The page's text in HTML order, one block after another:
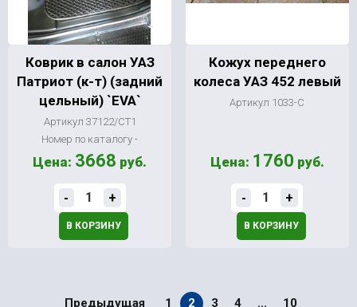
Коврик в салон УАЗ
Патриот (к-т) (задний
цельный) `EVA`
Артикул 37122/СТ1
Номер по каталогу -
Цена: 3668 руб.
- +
В КОРЗИНУ
Кожух переднего
колеса УАЗ 452 левый
Артикул 1033-С
Цена: 1760 руб.
- +
В КОРЗИНУ
Предыдущая 1 2 3 4 ...
10